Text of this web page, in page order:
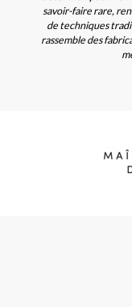
savoir-faire rare,
de techniques
rassemble des